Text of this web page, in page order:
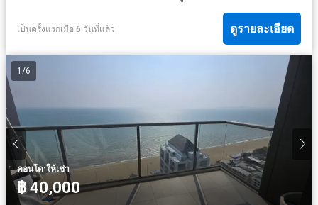
เป็นครั้งแรกเมื่อ 6 วันที่แล้ว ดูรายละเอียด
1 /6
คอนโด·ให้เช่า
฿ 40,000